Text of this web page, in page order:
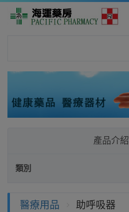
產品介紹
類別
醫療用品 助呼吸器